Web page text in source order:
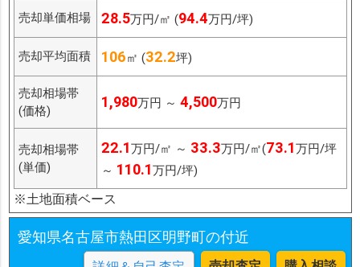
売却単価相場 28.5万円/㎡ (94.4万円/坪)
売却平均面積 106㎡ (32.2坪)
売却相場帯
(価格)
1,980万円 ～ 4,500万円
売却相場帯
(単価)
22.1万円/㎡ ～ 33.3万円/㎡(73.1万円/坪
～ 110.1万円/坪)
※土地面積ベース
愛知県名古屋市熱田区明野町の付近